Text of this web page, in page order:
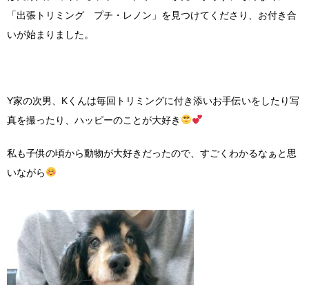
「出張トリミング プチ・レノン」を見つけてくださり、お付き合
いが始まりました。
Y家の次男、Kくんは毎回トリミングに付き添いお手伝いをしたり写
真を撮ったり、ハッピーのことが大好き
私も子供の頃から動物が大好きだったので、すごくわかるなぁと思
いながら